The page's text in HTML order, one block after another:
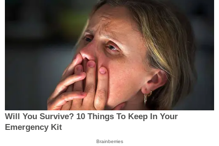
Will You Survive? 10 Things To Keep In Your
Emergency Kit
Brainberries